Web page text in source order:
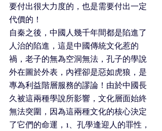
要付出很大力度的，也是需要付出一定
代價的！
自秦之後，中國人幾千年間都是陷進了
人治的陷進，這是中國傳統文化惹的
禍，老子的無為空洞無法，孔子的學說
外在圖於外表，內裡卻是惡如虎狼，是
專為利益階層服務的謬論！由於中國長
久被這兩種學說所影響，文化層面始終
無法突圍，因為這兩種文化的核心決定
了它們的命運，1、孔學逢迎人的罪性，